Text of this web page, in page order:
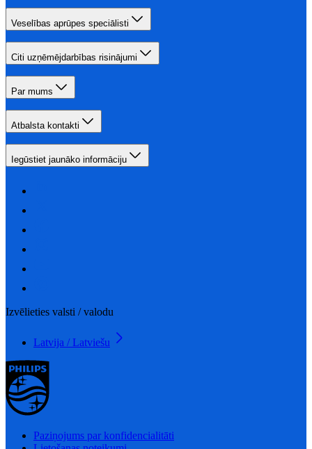
Veselības aprūpes speciālisti
Citi uzņēmējdarbības risinājumi
Par mums
Atbalsta kontakti
Iegūstiet jaunāko informāciju
Izvēlieties valsti / valodu
Latvija / Latviešu
Paziņojums par konfidencialitāti